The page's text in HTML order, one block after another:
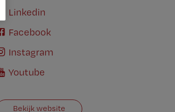
Linkedin
Facebook
Instagram
Youtube
Bekijk website